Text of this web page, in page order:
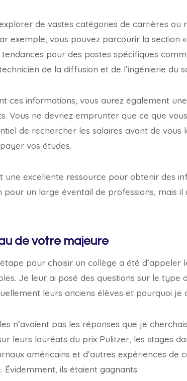
de vastes catégories de carrières
exemple, vous pouvez parcourir la section
pour des postes spécifiques
de la diffusion et de l’ingénierie du
ces informations, vous aurez également
Vous ne devriez emprunter que ce que
de rechercher les salaires avant de
vos études.
une excellente ressource pour obtenir des
pour un large éventail de professions, mais il
de votre majeure
pour choisir un collège a été d’appeler
Je leur ai posé des questions sur le type
leurs anciens élèves et pourquoi je
n’avaient pas les réponses que je
leurs lauréats du prix Pulitzer, les stages
américains et d’autres expériences
Évidemment, ils étaient gagnants.